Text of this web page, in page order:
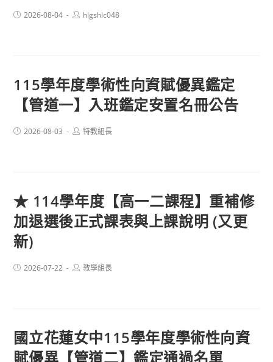
Post2026-08-04
Posthlgshlc048
115學年度學術性向資賦優異鑑定
【管道一】入班鑑定安置名冊公告
Post2026-08-03
Post特教組長
★ 114學年度【高一二課程】重補修
加退選後正式課表與上課說明 (又更
新)
Post2026-07-22
Post教學組長
國立花蓮女中115學年度學術性向資
賦優異【管道二】鑑定通過名單